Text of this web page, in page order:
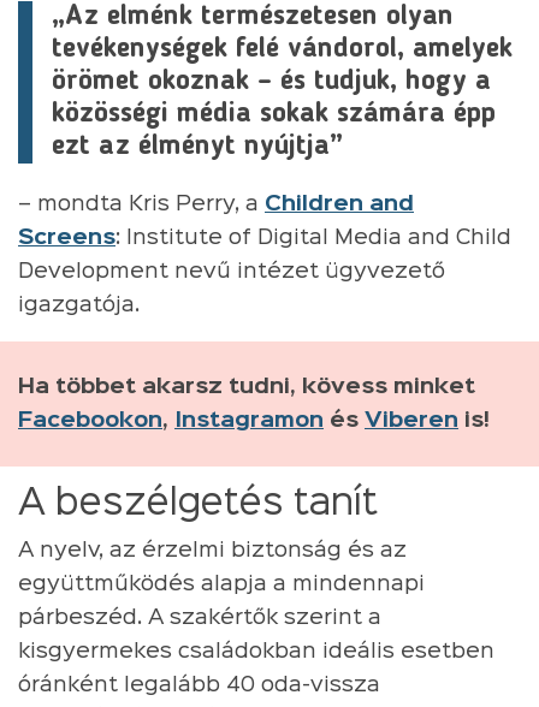
„Az elménk természetesen olyan
tevékenységek felé vándorol, amelyek
örömet okoznak – és tudjuk, hogy a
közösségi média sokak számára épp
ezt az élményt nyújtja”
– mondta Kris Perry, a Children and
Screens: Institute of Digital Media and Child
Development nevű intézet ügyvezető
igazgatója.
Ha többet akarsz tudni, kövess minket
Facebookon, Instagramon és Viberen is!
A beszélgetés tanít
A nyelv, az érzelmi biztonság és az
együttműködés alapja a mindennapi
párbeszéd. A szakértők szerint a
kisgyermekes családokban ideális esetben
óránként legalább 40 oda-vissza